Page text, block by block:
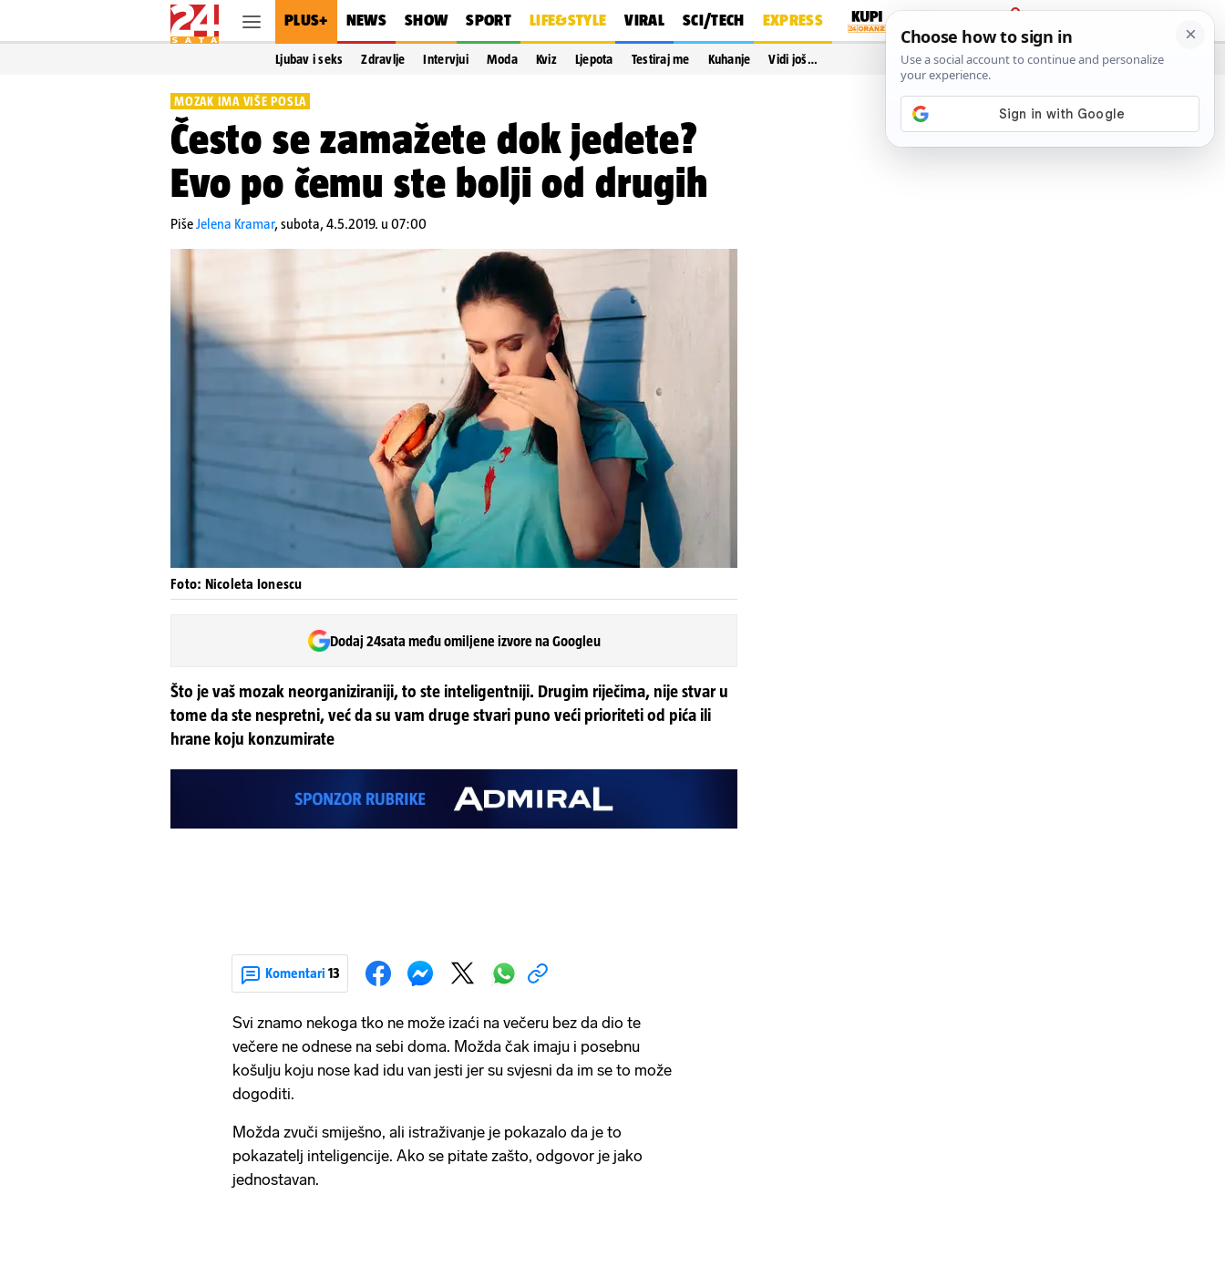
PLUS+ NEWS SHOW SPORT LIFE&STYLE VIRAL SCI/TECH EXPRESS
PRIJAVA
Ljubav i seks Zdravlje Intervjui Moda Kviz Ljepota Testiraj me Kuhanje Vidi još…
MOZAK IMA VIŠE POSLA
Često se zamažete dok jedete?
Evo po čemu ste bolji od drugih
PišeJelena Kramar,subota, 4.5.2019. u 07:00
Foto: Nicoleta Ionescu
Dodaj 24sata među omiljene izvore na Googleu
Što je vaš mozak neorganiziraniji, to ste inteligentniji. Drugim riječima, nije stvar u
tome da ste nespretni, već da su vam druge stvari puno veći prioriteti od pića ili
hrane koju konzumirate
Komentari 13
Svi znamo nekoga tko ne može izaći na večeru bez da dio te
večere ne odnese na sebi doma. Možda čak imaju i posebnu
košulju koju nose kad idu van jesti jer su svjesni da im se to može
dogoditi.
Možda zvuči smiješno, ali istraživanje je pokazalo da je to
pokazatelj inteligencije. Ako se pitate zašto, odgovor je jako
jednostavan.